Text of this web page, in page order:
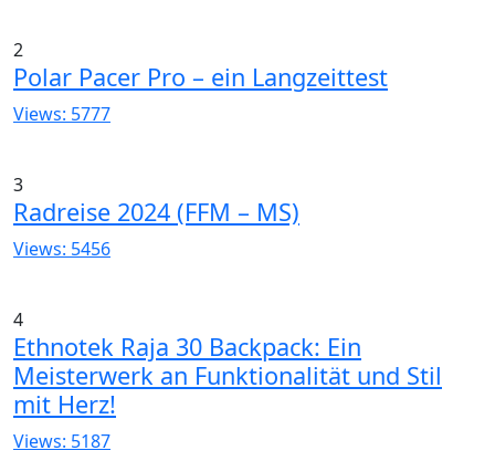
2
Polar Pacer Pro – ein Langzeittest
Views: 5777
3
Radreise 2024 (FFM – MS)
Views: 5456
4
Ethnotek Raja 30 Backpack: Ein
Meisterwerk an Funktionalität und Stil
mit Herz!
Views: 5187